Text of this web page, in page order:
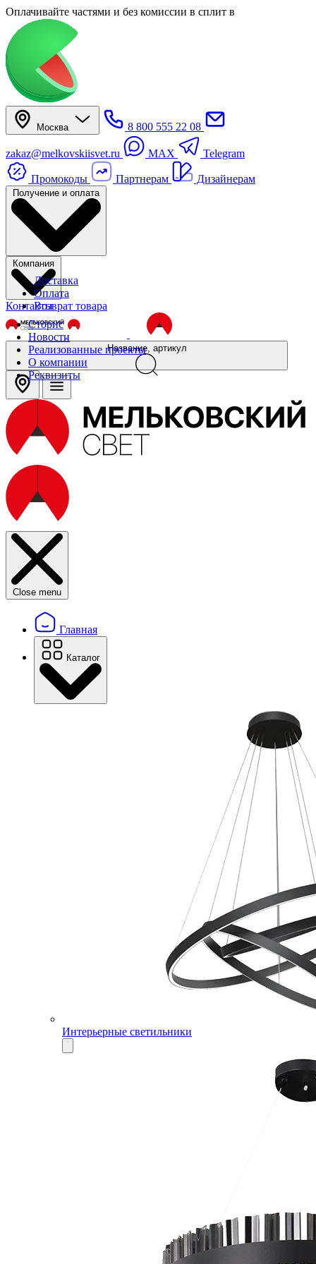
Оплачивайте частями и без комиссии в сплит в
Москва 8 800 555 22 08
zakaz@melkovskiisvet.ru MAX Telegram
Промокоды Партнерам Дизайнерам
Получение и оплата
Доставка
Оплата
Возврат товара
Компания
Сторис
Новости
Реализованные проекты
О компании
Реквизиты
Контакты
Название, артикул
Close menu
Главная
Каталог
Интерьерные светильники